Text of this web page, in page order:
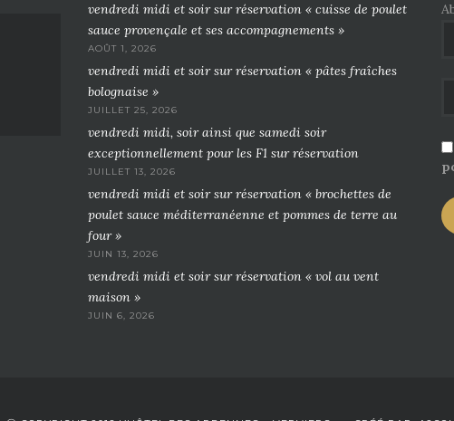
vendredi midi et soir sur réservation « cuisse de poulet
sauce provençale et ses accompagnements »
AOÛT 1, 2026
vendredi midi et soir sur réservation « pâtes fraîches
bolognaise »
JUILLET 25, 2026
vendredi midi, soir ainsi que samedi soir
exceptionnellement pour les F1 sur réservation
JUILLET 13, 2026
vendredi midi et soir sur réservation « brochettes de
poulet sauce méditerranéenne et pommes de terre au
four »
JUIN 13, 2026
vendredi midi et soir sur réservation « vol au vent
maison »
JUIN 6, 2026